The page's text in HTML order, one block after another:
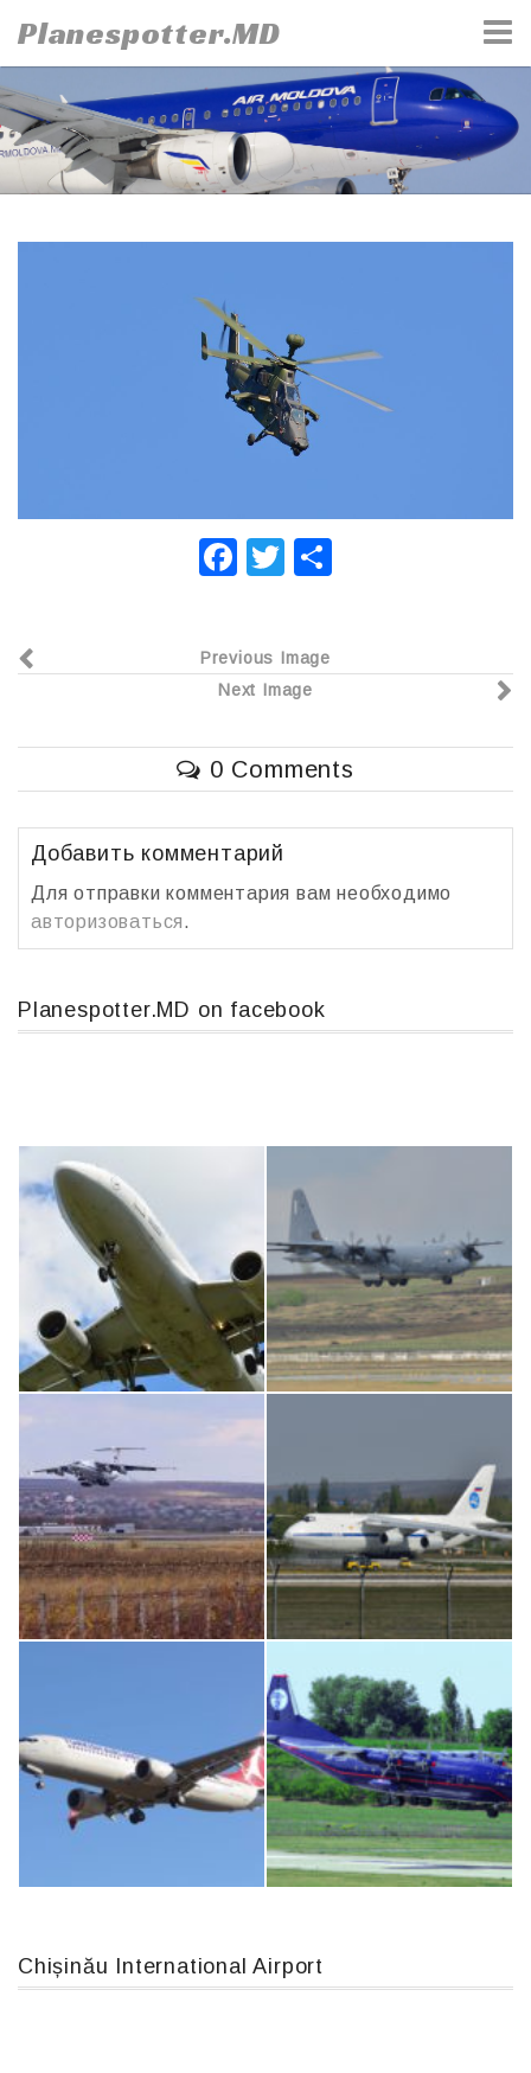
to
content
Planespotter.MD
F
e
b
o
o
k
T
er р
в
и
т
Previous Image
Next Image
0 Comments
Добавить комментарий
Для отправки комментария вам необходимо
авторизоваться.
Planespotter.MD on facebook
Airbus A319-114 D-AILN, Lufthansa, Франкфурт-Кишинев, 24/06/18
An124, RA-82013
Chișinău International Airport